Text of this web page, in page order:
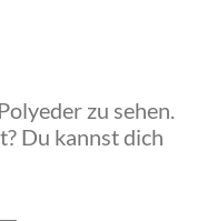
zu sehen.
Du kannst dich